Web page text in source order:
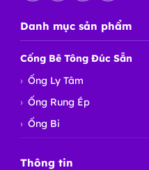
Danh mục sản phẩm
Cống Bê Tông Đúc Sẵn
Ống Ly Tâm
Ống Rung Ép
Ống Bi
Thông tin